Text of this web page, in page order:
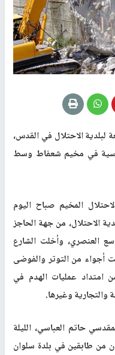
الاحتلال في القدس،
في مخيم شعفاط وسط
المخيم صباح اليوم
الاحتلال، من جهة الحاجز
العنصري، وأخلت الشارع
أجواء من التوتر والفوضى
عمليات الهدم في
والتجارية وغيرها.
حاتم العباسي، الليلة
من طابقين في بلدة سلوان